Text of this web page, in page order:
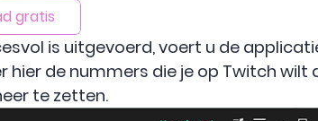
gratis
is uitgevoerd, voert u de
hier de nummers die je op Twitch wilt
te zetten.